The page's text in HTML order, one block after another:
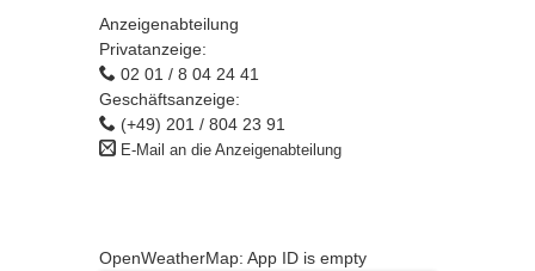
Anzeigenabteilung
Privatanzeige:
02 01 / 8 04 24 41
Geschäftsanzeige:
(+49) 201 / 804 23 91
E-Mail an die Anzeigenabteilung
OpenWeatherMap: App ID is empty